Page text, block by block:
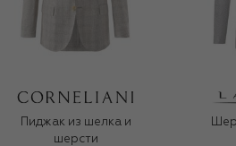
Пиджак из шелка и
шерсти